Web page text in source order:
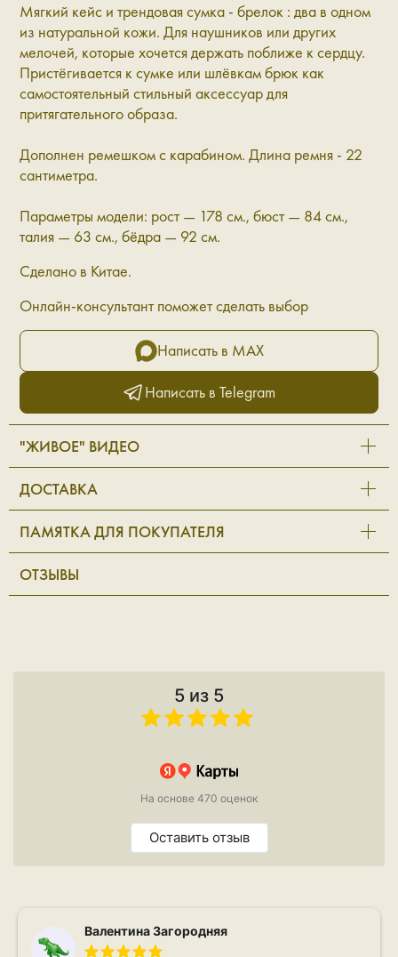
Мягкий кейс и трендовая сумка - брелок : два в одном
из натуральной кожи. Для наушников или других
мелочей, которые хочется держать поближе к сердцу.
Пристёгивается к сумке или шлёвкам брюк как
самостоятельный стильный аксессуар для
притягательного образа.
Дополнен ремешком с карабином. Длина ремня - 22
сантиметра.
Параметры модели: рост — 178 см., бюст — 84 см.,
талия — 63 см., бёдра — 92 см.
Сделано в Китае.
Онлайн-консультант поможет сделать выбор
Написать в MAX
Написать в Telegram
"ЖИВОЕ" ВИДЕО
ДОСТАВКА
ПАМЯТКА ДЛЯ ПОКУПАТЕЛЯ
ОТЗЫВЫ
5 из 5
На основе 470 оценок
Оставить отзыв
Валентина Загородняя